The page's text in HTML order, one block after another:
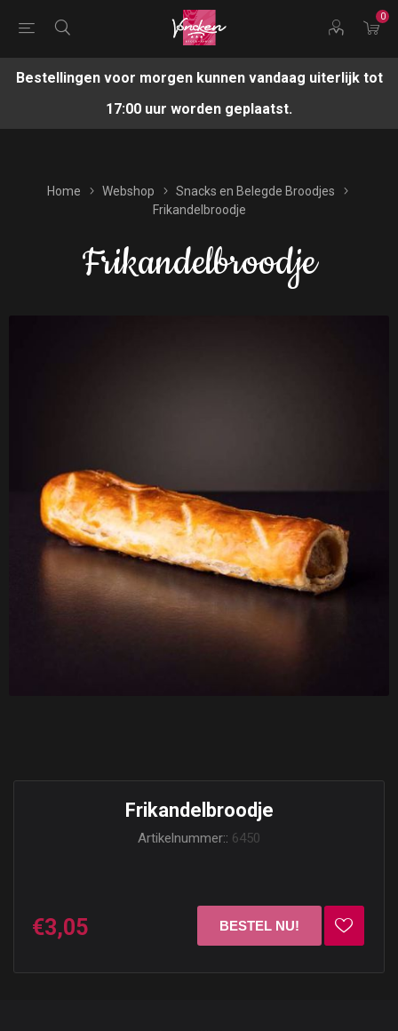
0
Bestellingen voor morgen kunnen vandaag uiterlijk tot
17:00 uur worden geplaatst.
Home Webshop
Snacks en Belegde Broodjes
Frikandelbroodje
Frikandelbroodje
Frikandelbroodje
Artikelnummer:: 6450
€3,05